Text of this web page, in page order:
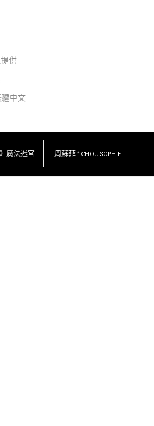
供
體中文
魔法迷宮 周蘇菲 * CHOU SOPHIE